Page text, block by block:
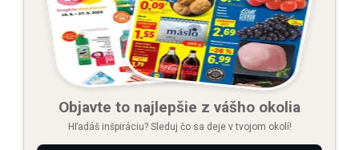
Objavte to najlepšie z vášho okolia
Hľadáš inšpiráciu? Sleduj čo sa deje v tvojom okolí!